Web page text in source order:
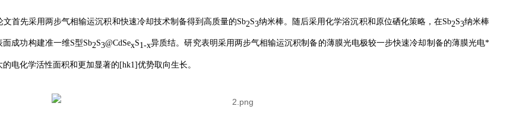
文首先采用两步气相输运沉积和快速冷却技术制备得到高质量的Sb2S3纳米棒。随后采用化学浴沉积和原位硒化策略，在Sb2S3纳米棒
面成功构建准一维S型Sb2S3@CdSexS1-x异质结。研究表明采用两步气相输运沉积制备的薄膜光电极较一步快速冷却制备的薄膜光电*
电化学活性面积和更加显著的[hk1]优势取向生长。